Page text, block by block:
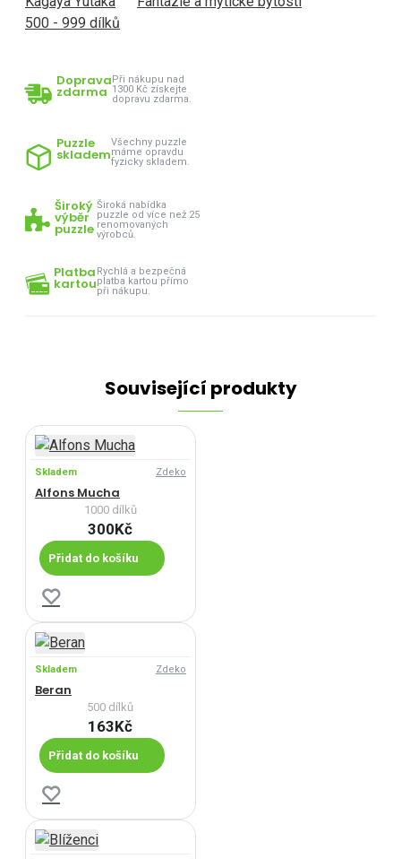
500 - 999 dílků
Doprava
zdarma
Při nákupu nad
1300 Kč získejte
dopravu zdarma.
Puzzle
skladem
Všechny puzzle
máme opravdu
fyzicky skladem.
Široký
výběr
puzzle
Široká nabídka
puzzle od více než 25
renomovaných
výrobců.
Platba
kartou
Rychlá a bezpečná
platba kartou přímo
při nákupu.
Související produkty
Skladem Zdeko
Alfons Mucha
1000 dílků
300Kč
Přidat do košíku
Skladem Zdeko
Beran
500 dílků
163Kč
Přidat do košíku